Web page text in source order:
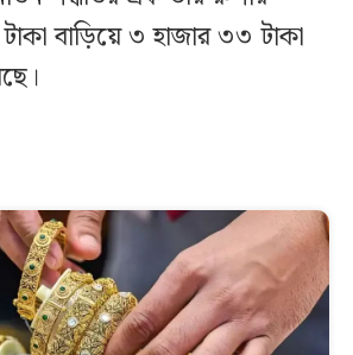
বাড়িয়ে ৩ হাজার ৩৩ টাকা